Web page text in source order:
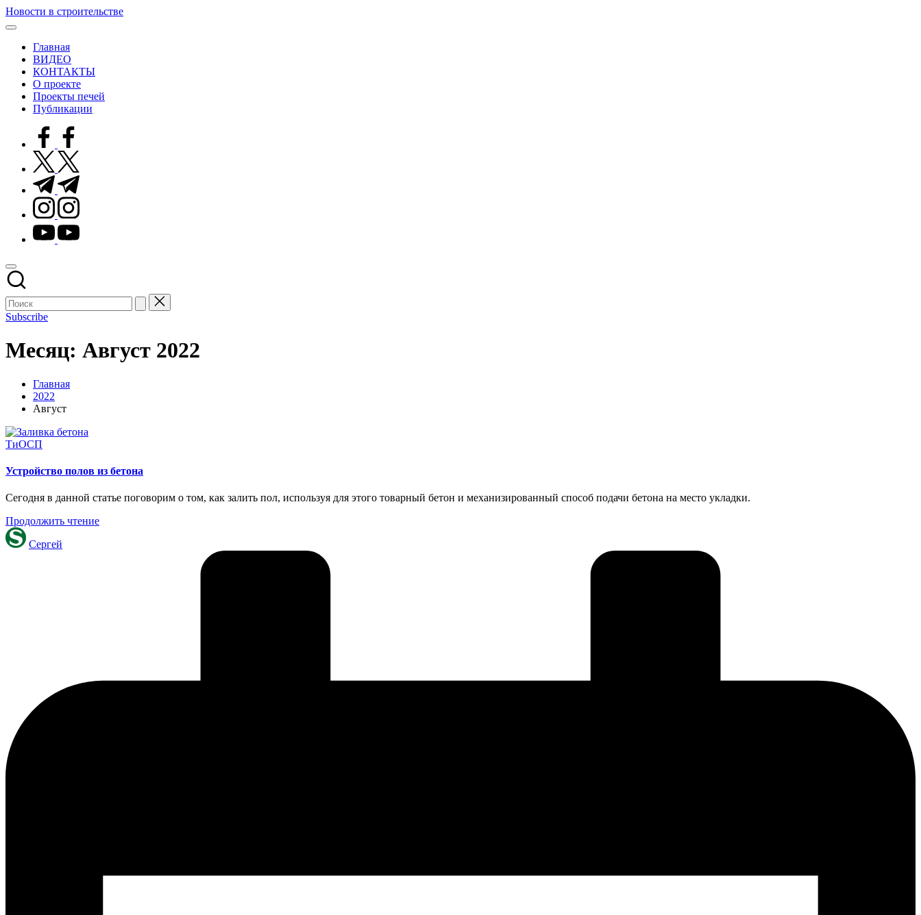
Перейти
к
Новости в строительстве
Современные
строительстве
Главная
ВИДЕО
КОНТАКТЫ
О проекте
Проекты печей
Публикации
facebook.com
twitter.com
t.me
instagram.com
youtube.com
Subscribe
Месяц: Август 2022
Главная
2022
Август
Опубликовано
ТиОСП
Устройство полов из бетона
Сегодня в данной статье поговорим о том, как залить пол, используя для этого товарный бетон и механизированный способ подачи бетона на место укладки.
Продолжить чтение
Запись
от
Сергей